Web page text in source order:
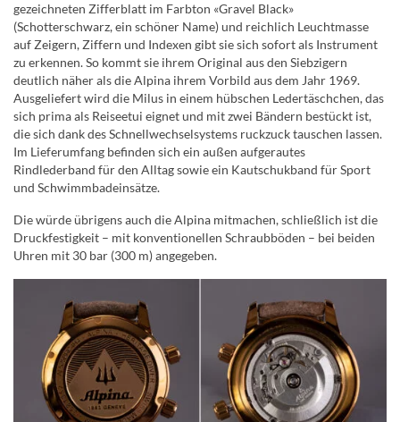
gezeichneten Zifferblatt im Farbton «Gravel Black»
(Schotterschwarz, ein schöner Name) und reichlich Leuchtmasse
auf Zeigern, Ziffern und Indexen gibt sie sich sofort als Instrument
zu erkennen. So kommt sie ihrem Original aus den Siebzigern
deutlich näher als die Alpina ihrem Vorbild aus dem Jahr 1969.
Ausgeliefert wird die Milus in einem hübschen Ledertäschchen, das
sich prima als Reiseetui eignet und mit zwei Bändern bestückt ist,
die sich dank des Schnellwechselsystems ruckzuck tauschen lassen.
Im Lieferumfang befinden sich ein außen aufgerautes
Rindlederband für den Alltag sowie ein Kautschukband für Sport
und Schwimmbadeinsätze.
Die würde übrigens auch die Alpina mitmachen, schließlich ist die
Druckfestigkeit – mit konventionellen Schraubböden – bei beiden
Uhren mit 30 bar (300 m) angegeben.